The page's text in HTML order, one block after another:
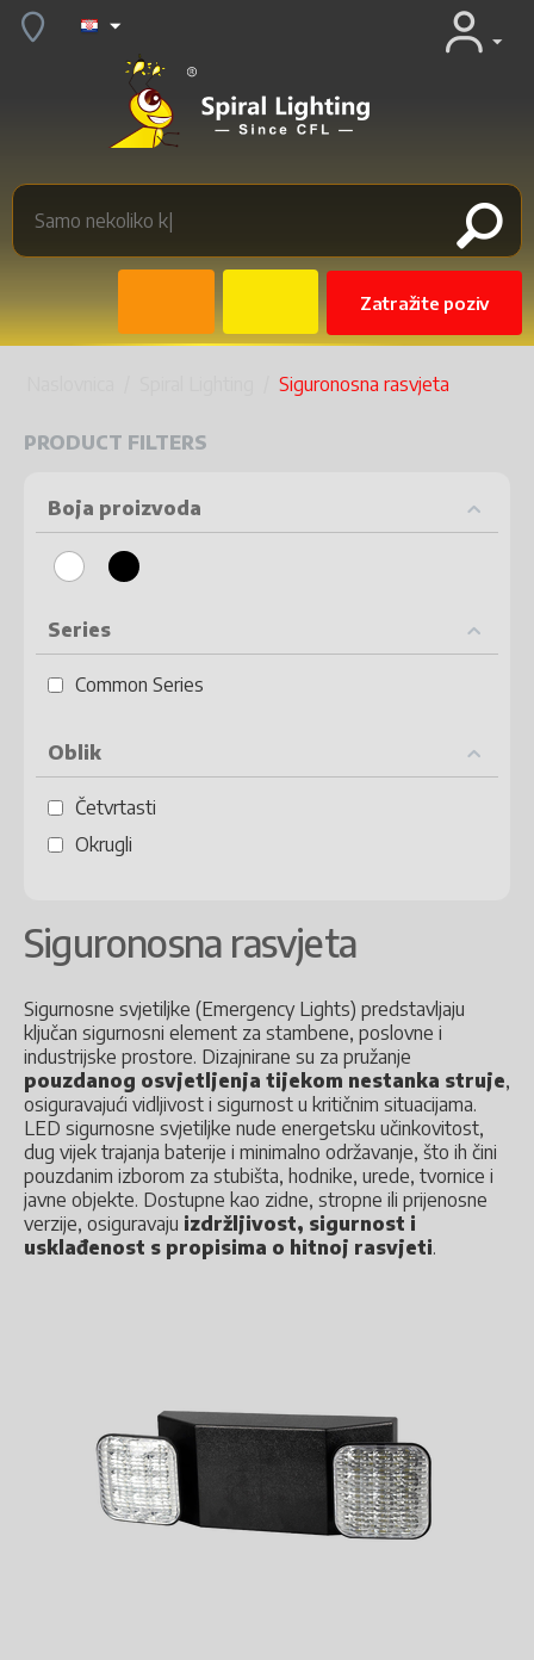
Zatražite poziv
Siguronosna rasvjeta
PRODUCT FILTERS
Boja proizvoda
Series
Common Series
Oblik
Četvrtasti
Okrugli
Siguronosna rasvjeta
Sigurnosne svjetiljke (Emergency Lights) predstavljaju
ključan sigurnosni element za stambene, poslovne i
industrijske prostore. Dizajnirane su za pružanje
pouzdanog osvjetljenja tijekom nestanka struje,
osiguravajući vidljivost i sigurnost u kritičnim situacijama.
LED sigurnosne svjetiljke nude energetsku učinkovitost,
dug vijek trajanja baterije i minimalno održavanje, što ih čini
pouzdanim izborom za stubišta, hodnike, urede, tvornice i
javne objekte. Dostupne kao zidne, stropne ili prijenosne
verzije, osiguravaju izdržljivost, sigurnost i
usklađenost s propisima o hitnoj rasvjeti.